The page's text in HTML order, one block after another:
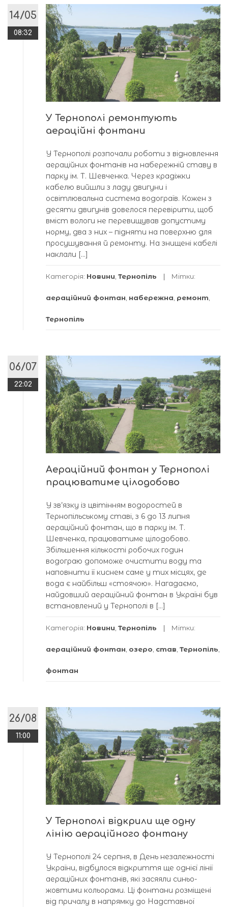
14/05
08:32
У Тернополі ремонтують
аераційні фонтани
У Тернополі розпочали роботи з відновлення
аераційних фонтанів на набережній ставу в
парку ім. Т. Шевченка. Через крадіжки
кабелю вийшли з ладу двигуни і
освітлювальна система водограїв. Кожен з
десяти двигунів довелося перевірити, щоб
вміст вологи не перевищував допустиму
норму, два з них – підняти на поверхню для
просушування й ремонту. На знищені кабелі
наклали […]
Категорія: Новини, Тернопіль Мітки:
аераційний фонтан, набережна, ремонт,
Тернопіль
06/07
22:02
Аераційний фонтан у Тернополі
працюватиме цілодобово
У зв’язку із цвітінням водоростей в
Тернопільському ставі, з 6 до 13 липня
аераційний фонтан, що в парку ім. Т.
Шевченка, працюватиме цілодобово.
Збільшення кількості робочих годин
водограю допоможе очистити воду та
наповнити її киснем саме у тих місцях, де
вода є найбільш «стоячою». Нагадаємо,
найдовший аераційний фонтан в Україні був
встановлений у Тернополі в […]
Категорія: Новини, Тернопіль Мітки:
аераційний фонтан, озеро, став, Тернопіль,
фонтан
26/08
11:00
У Тернополі відкрили ще одну
лінію аераційного фонтану
У Тернополі 24 серпня, в День незалежності
України, відбулося відкриття ще однієї лінії
аераційних фонтанів, які засяяли синьо-
жовтими кольорами. Ці фонтани розміщені
від причалу в напрямку до Надставної